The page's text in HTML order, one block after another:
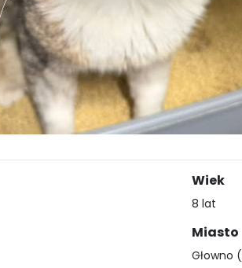
Wiek
8 lat
Miasto
Głowno